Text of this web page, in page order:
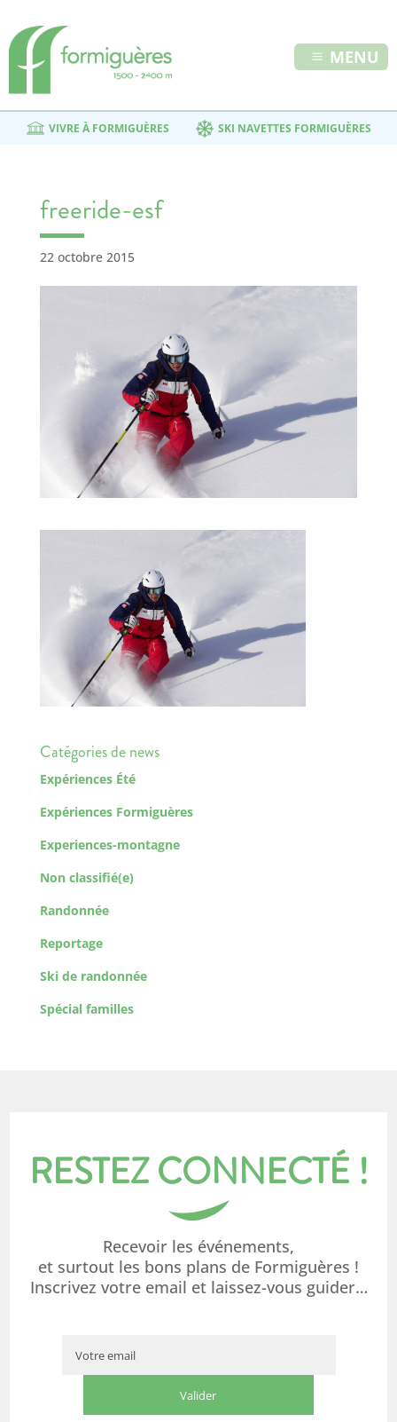
MENU
VIVRE À FORMIGUÈRES SKI NAVETTES FORMIGUÈRES
freeride-esf
22 octobre 2015
Catégories de news
Expériences Été
Expériences Formiguères
Experiences-montagne
Non classifié(e)
Randonnée
Reportage
Ski de randonnée
Spécial familles
RESTEZ CONNECTÉ !
Recevoir les événements,
et surtout les bons plans de Formiguères !
Inscrivez votre email et laissez-vous guider…